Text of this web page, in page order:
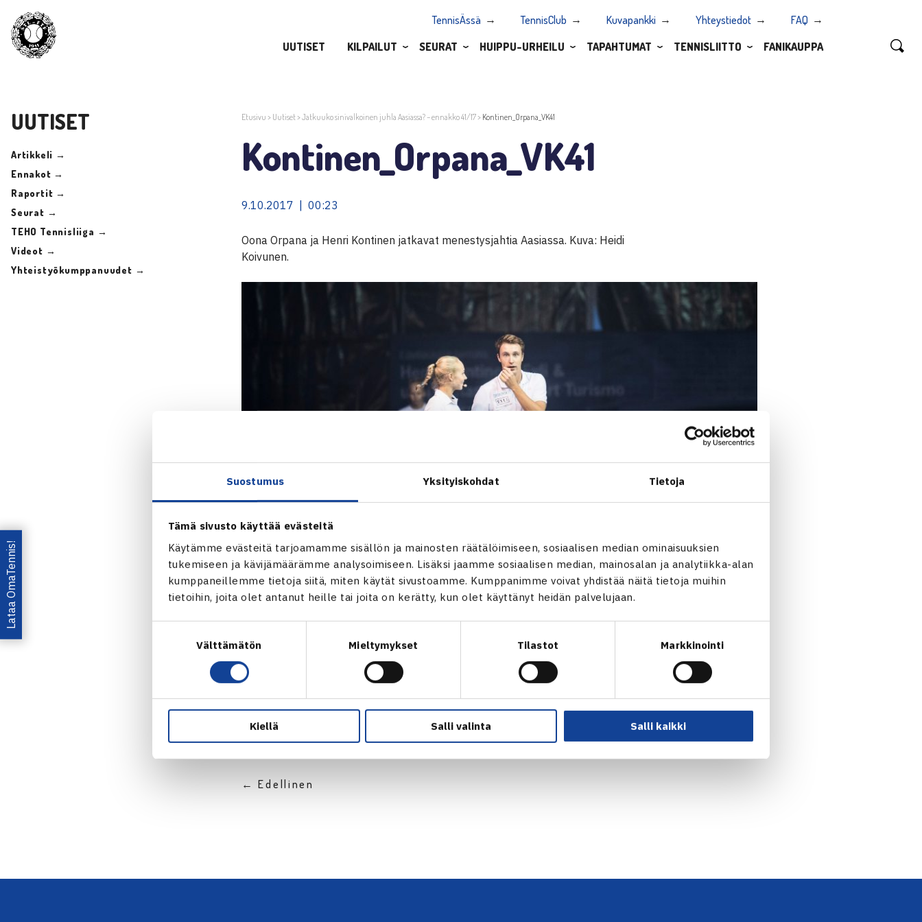
Suostumus Yksityiskohdat Tietoja
Tämä sivusto käyttää evästeitä
Käytämme evästeitä tarjoamamme sisällön ja mainosten räätälöimiseen, sosiaalisen median ominaisuuksien
tukemiseen ja kävijämäärämme analysoimiseen. Lisäksi jaamme sosiaalisen median, mainosalan ja analytiikka-alan
kumppaneillemme tietoja siitä, miten käytät sivustoamme. Kumppanimme voivat yhdistää näitä tietoja muihin
tietoihin, joita olet antanut heille tai joita on kerätty, kun olet käyttänyt heidän palvelujaan.
Välttämätön Mieltymykset Tilastot Markkinointi
Kiellä Salli valinta Salli kaikki
TennisÄssä TennisClub Kuvapankki Yhteystiedot
FAQ
UUTISET
KILPAILUT SEURAT HUIPPU-URHEILU TAPAHTUMAT TENNISLIITTO FANIKAUPPA
UUTISET
Artikkeli →
Ennakot →
Raportit →
Seurat →
TEHO Tennisliiga →
Videot →
Yhteistyökumppanuudet →
Etusivu > Uutiset>Jatkuuko sinivalkoinen juhla Aasiassa? – ennakko 41/17> Kontinen_Orpana_VK41
Kontinen_Orpana_VK41
9.10.2017 | 00:23
Oona Orpana ja Henri Kontinen jatkavat menestysjahtia Aasiassa. Kuva: Heidi
Koivunen.
Jaa:
← Edellinen
Lataa OmaTennis!